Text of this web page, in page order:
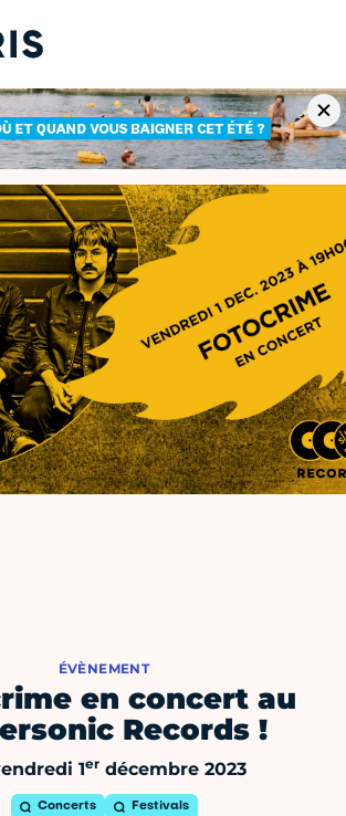
ÉVÈNEMENT
en concert au
Records !
1erdécembre 2023
Concerts Festivals